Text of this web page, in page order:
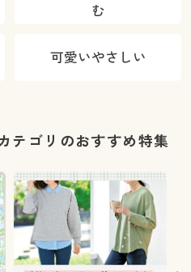
む
可愛いやさしい
テゴリのおすすめ特集